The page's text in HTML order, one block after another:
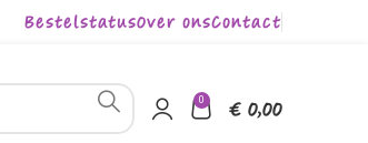
BestelstatusOver onsContact
0 € 0,00